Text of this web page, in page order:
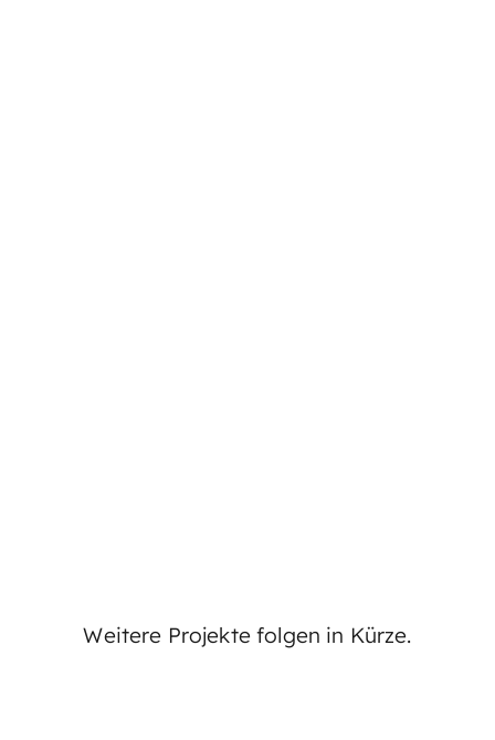
Weitere Projekte folgen in Kürze.